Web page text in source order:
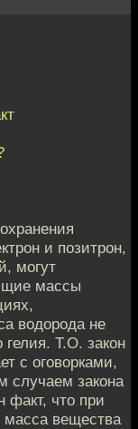
и позитрон,
могут
массы
водорода не
гелия. Т.О. закон
с оговорками,
случаем закона
факт, что при
масса вещества